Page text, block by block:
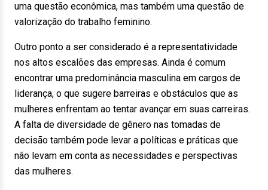
uma questão econômica, mas também uma questão de
valorização do trabalho feminino.
Outro ponto a ser considerado é a representatividade
nos altos escalões das empresas. Ainda é comum
encontrar uma predominância masculina em cargos de
liderança, o que sugere barreiras e obstáculos que as
mulheres enfrentam ao tentar avançar em suas carreiras.
A falta de diversidade de gênero nas tomadas de
decisão também pode levar a políticas e práticas que
não levam em conta as necessidades e perspectivas
das mulheres.